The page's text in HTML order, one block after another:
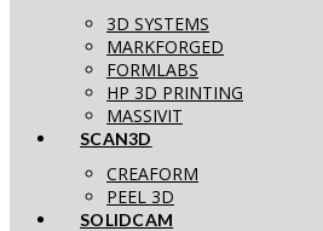
3D SYSTEMS
MARKFORGED
FORMLABS
HP 3D PRINTING
MASSIVIT
SCAN3D
CREAFORM
PEEL 3D
SOLIDCAM